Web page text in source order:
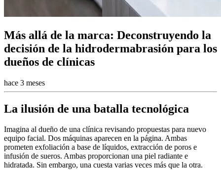
Más allá de la marca: Deconstruyendo la
decisión de la hidrodermabrasión para los
dueños de clínicas
hace 3 meses
La ilusión de una batalla tecnológica
Imagina al dueño de una clínica revisando propuestas para nuevo
equipo facial. Dos máquinas aparecen en la página. Ambas
prometen exfoliación a base de líquidos, extracción de poros e
infusión de sueros. Ambas proporcionan una piel radiante e
hidratada. Sin embargo, una cuesta varias veces más que la otra.